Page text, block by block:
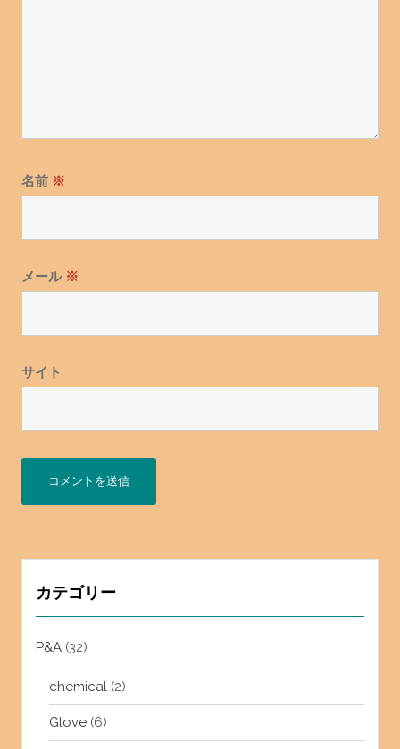
名前 ※
メール ※
サイト
カテゴリー
P&A(32)
chemical(2)
Glove(6)